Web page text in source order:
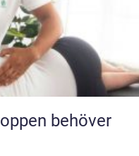
behöver